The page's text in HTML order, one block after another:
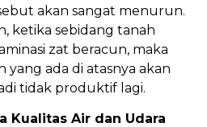
akan sangat menurun.
ketika sebidang tanah
zat beracun, maka
ada di atasnya akan
tidak produktif lagi.
Kualitas Air dan Udara